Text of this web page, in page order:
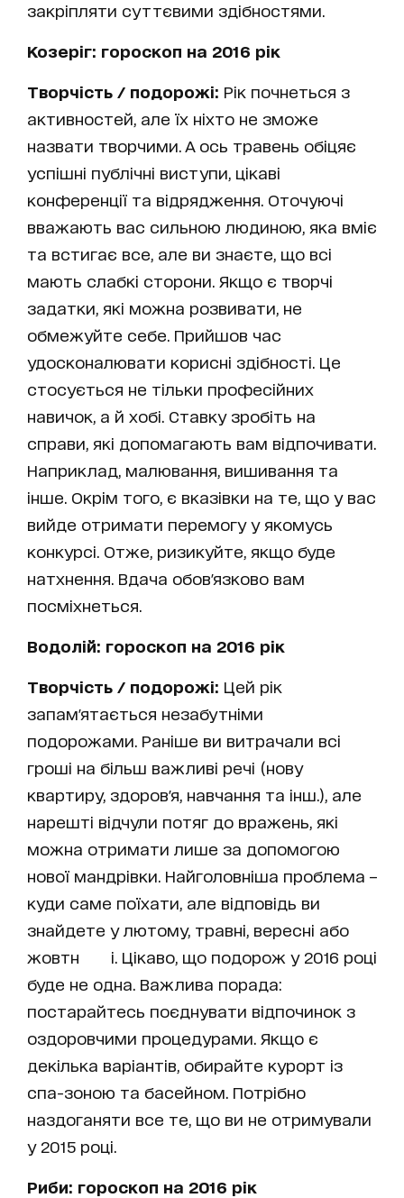
закріпляти суттєвими здібностями.
Козеріг: гороскоп на 2016 рік
Творчість / подорожі: Рік почнеться з
активностей, але їх ніхто не зможе
назвати творчими. А ось травень обіцяє
успішні публічні виступи, цікаві
конференції та відрядження. Оточуючі
вважають вас сильною людиною, яка вміє
та встигає все, але ви знаєте, що всі
мають слабкі сторони. Якщо є творчі
задатки, які можна розвивати, не
обмежуйте себе. Прийшов час
удосконалювати корисні здібності. Це
стосується не тільки професійних
навичок, а й хобі. Ставку зробіть на
справи, які допомагають вам відпочивати.
Наприклад, малювання, вишивання та
інше. Окрім того, є вказівки на те, що у вас
вийде отримати перемогу у якомусь
конкурсі. Отже, ризикуйте, якщо буде
натхнення. Вдача обов'язково вам
посміхнеться.
Водолій: гороскоп на 2016 рік
Творчість / подорожі: Цей рік
запам'ятається незабутніми
подорожами. Раніше ви витрачали всі
гроші на більш важливі речі (нову
квартиру, здоров'я, навчання та інш.), але
нарешті відчули потяг до вражень, які
можна отримати лише за допомогою
нової мандрівки. Найголовніша проблема –
куди саме поїхати, але відповідь ви
знайдете у лютому, травні, вересні або
жовтн і. Цікаво, що подорож у 2016 році
буде не одна. Важлива порада:
постарайтесь поєднувати відпочинок з
оздоровчими процедурами. Якщо є
декілька варіантів, обирайте курорт із
спа-зоною та басейном. Потрібно
наздоганяти все те, що ви не отримували
у 2015 році.
Риби: гороскоп на 2016 рік